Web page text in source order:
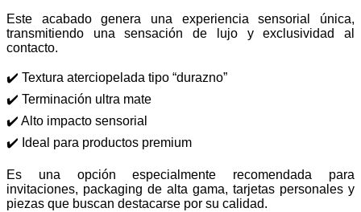
Este acabado genera una experiencia sensorial única,
transmitiendo una sensación de lujo y exclusividad al
contacto.
✔️ Textura aterciopelada tipo “durazno”
✔️ Terminación ultra mate
✔️ Alto impacto sensorial
✔️ Ideal para productos premium
Es una opción especialmente recomendada para
invitaciones, packaging de alta gama, tarjetas personales y
piezas que buscan destacarse por su calidad.